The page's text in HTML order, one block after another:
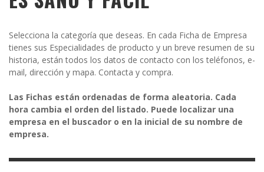
Selecciona la categoría que deseas. En cada Ficha de Empresa
tienes sus Especialidades de producto y un breve resumen de su
historia, están todos los datos de contacto con los teléfonos, e-
mail, dirección y mapa. Contacta y compra.
Las Fichas están ordenadas de forma aleatoria. Cada
hora cambia el orden del listado. Puede localizar una
empresa en el buscador o en la inicial de su nombre de
empresa.